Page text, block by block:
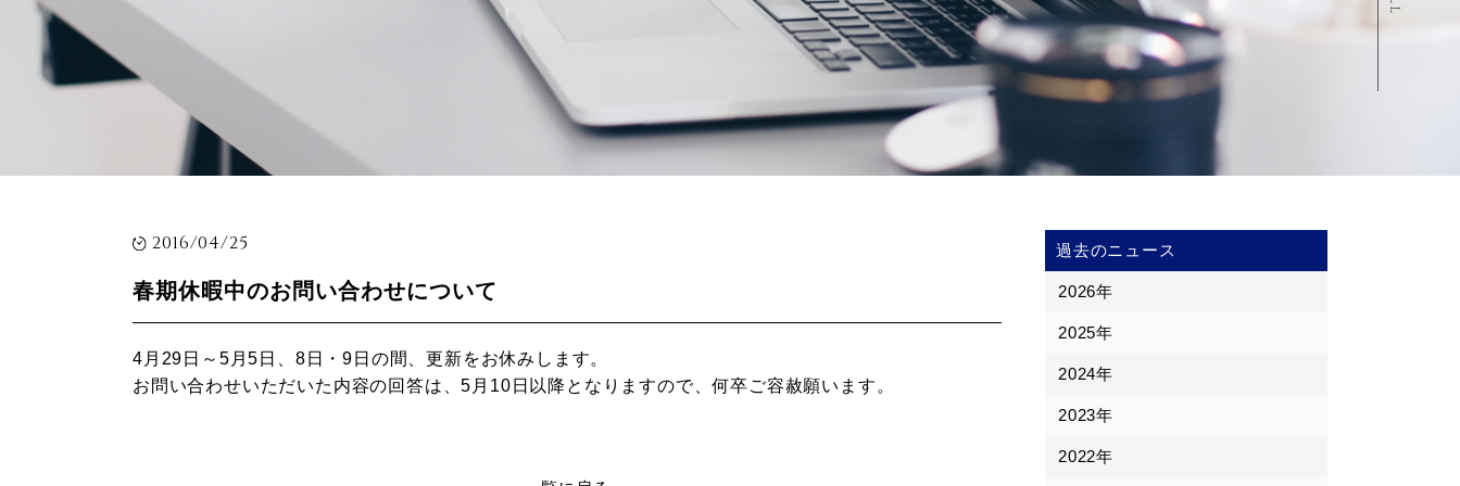
2016/04/25
春期休暇中のお問い合わせについて
4月29日～5月5日、8日・9日の間、更新をお休みします。
お問い合わせいただいた内容の回答は、5月10日以降となりますので、何卒ご容赦願います。
過去のニュース
2026年
2025年
2024年
2023年
2022年